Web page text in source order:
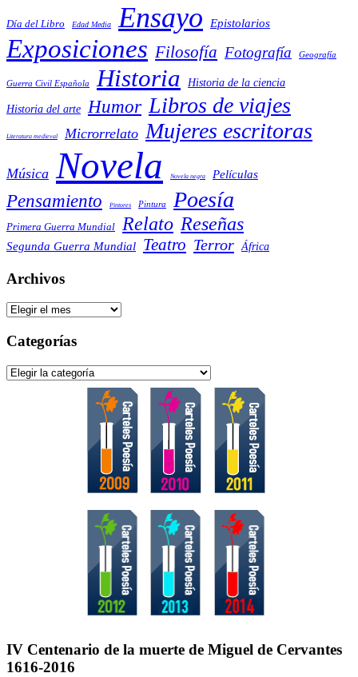
Día del Libro Edad Media Ensayo Epistolarios
Exposiciones Filosofía Fotografía Geografía
Guerra Civil Española Historia Historia de la ciencia
Historia del arte Humor Libros de viajes
Literatura medieval Microrrelato Mujeres escritoras
Música Novela Novela negra Películas
Pensamiento Pintores Pintura Poesía
Primera Guerra Mundial Relato Reseñas
Segunda Guerra Mundial Teatro Terror África
Archivos
Archivos
Categorías
Categorías
IV Centenario de la muerte de Miguel de Cervantes
1616-2016